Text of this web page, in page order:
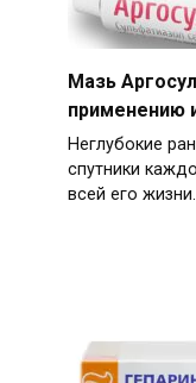
Мазь
применению
Неглубокие
спутники
всей его жизни.